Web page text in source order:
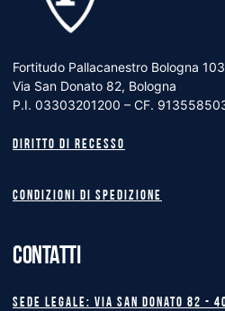
Fortitudo Pallacanestro Bologna
Via San Donato 82, Bologna
P.I. 03303201200 – CF.
Diritto di recesso
Condizioni di spedizione
CONTATTI
Sede legale: Via San Donato 82 -